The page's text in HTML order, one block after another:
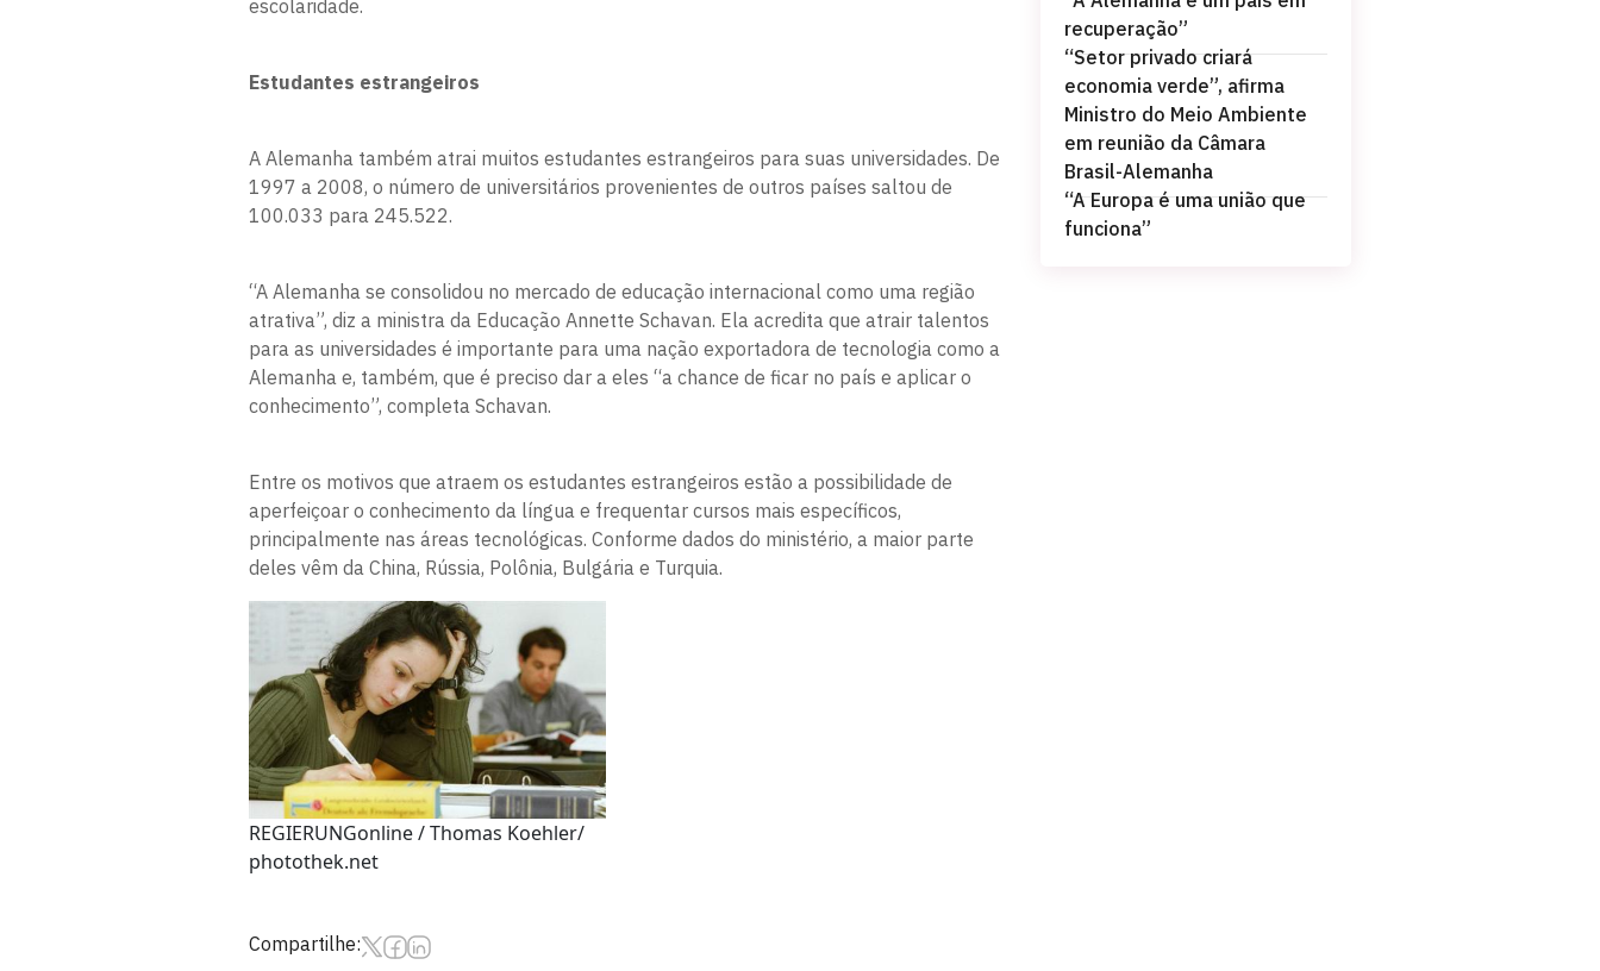
escolaridade.
Estudantes estrangeiros
A Alemanha também atrai muitos estudantes estrangeiros para suas universidades. De
1997 a 2008, o número de universitários provenientes de outros países saltou de
100.033 para 245.522.
“A Alemanha se consolidou no mercado de educação internacional como uma região
atrativa”, diz a ministra da Educação Annette Schavan. Ela acredita que atrair talentos
para as universidades é importante para uma nação exportadora de tecnologia como a
Alemanha e, também, que é preciso dar a eles “a chance de ficar no país e aplicar o
conhecimento”, completa Schavan.
Entre os motivos que atraem os estudantes estrangeiros estão a possibilidade de
aperfeiçoar o conhecimento da língua e frequentar cursos mais específicos,
principalmente nas áreas tecnológicas. Conforme dados do ministério, a maior parte
deles vêm da China, Rússia, Polônia, Bulgária e Turquia.
REGIERUNGonline / Thomas Koehler/
photothek.net
Compartilhe:
recuperação”
“Setor privado criará
economia verde”, afirma
Ministro do Meio Ambiente
em reunião da Câmara
Brasil-Alemanha
“A Europa é uma união que
funciona”